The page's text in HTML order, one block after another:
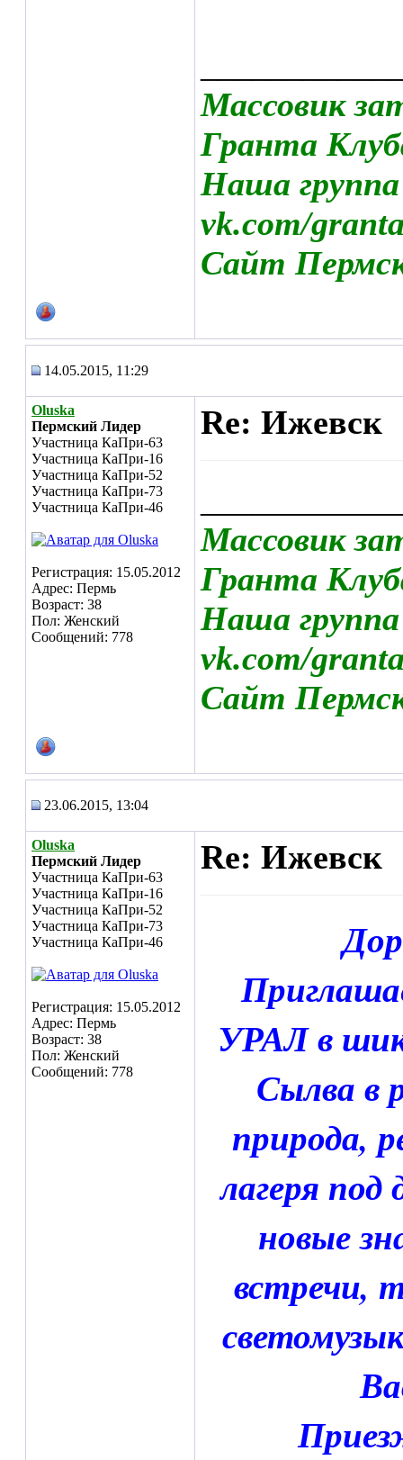
Массовик
Гранта
Наша
vk.com/
Сайт
14.05.2015, 11:29
Oluska
Пермский Лидер
Участница КаПри-63
Участница КаПри-16
Участница КаПри-52
Участница КаПри-73
Участница КаПри-46
Регистрация: 15.05.2012
Адрес: Пермь
Возраст: 38
Пол: Женский
Сообщений: 778
Re: Ижевск
Массовик
Гранта
Наша
vk.com/
Сайт
23.06.2015, 13:04
Oluska
Пермский Лидер
Участница КаПри-63
Участница КаПри-16
Участница КаПри-52
Участница КаПри-73
Участница КаПри-46
Регистрация: 15.05.2012
Адрес: Пермь
Возраст: 38
Пол: Женский
Сообщений: 778
Re: Ижевск
УРАЛ в
Сылва в
природа,
лагеря под
новые
встречи,